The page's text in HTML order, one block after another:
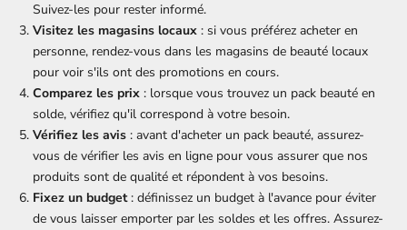
Suivez-les pour rester informé.
Visitez les magasins locaux : si vous préférez acheter en
personne, rendez-vous dans les magasins de beauté locaux
pour voir s'ils ont des promotions en cours.
Comparez les prix : lorsque vous trouvez un pack beauté en
solde, vérifiez qu'il correspond à votre besoin.
Vérifiez les avis : avant d'acheter un pack beauté, assurez-
vous de vérifier les avis en ligne pour vous assurer que nos
produits sont de qualité et répondent à vos besoins.
Fixez un budget: définissez un budget à l'avance pour éviter
de vous laisser emporter par les soldes et les offres. Assurez-